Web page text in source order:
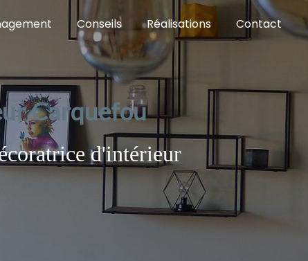
Conseils Réalisations Contact
Carquefou
d'intérieur